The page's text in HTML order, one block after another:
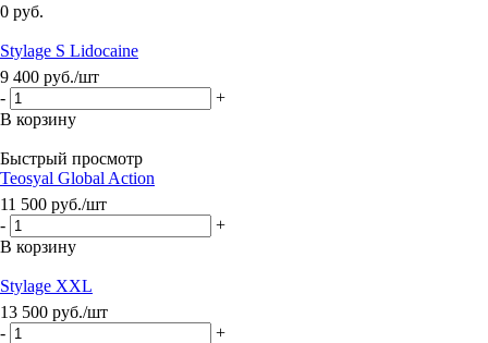
0 руб.
Stylage S Lidocaine
9 400 руб./шт
-
+
В корзину
Быстрый просмотр
Teosyal Global Action
11 500 руб./шт
-
+
В корзину
Stylage XXL
13 500 руб./шт
-
+